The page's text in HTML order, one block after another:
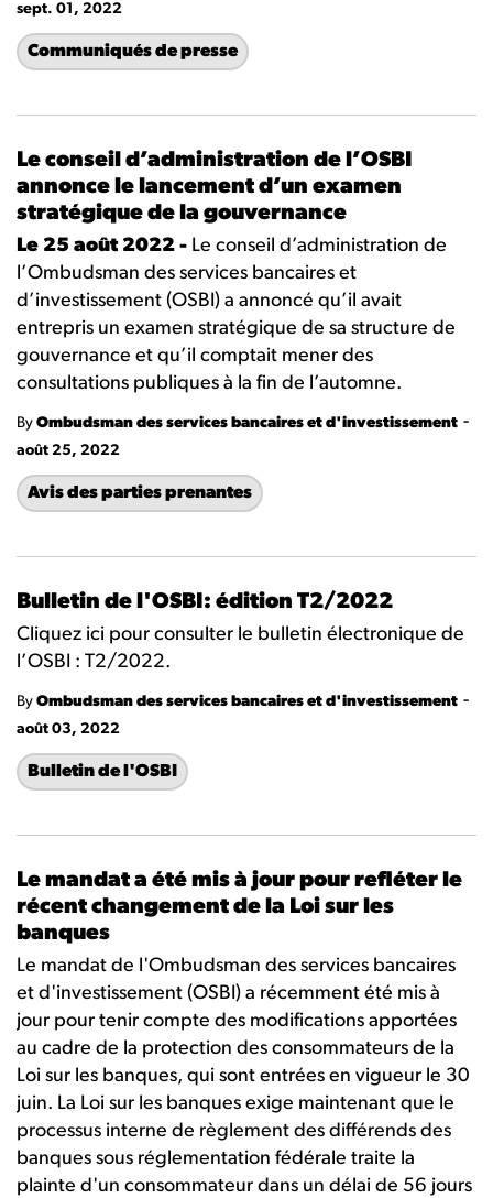
sept. 01, 2022
Communiqués de presse
Le conseil d’administration de l’OSBI
annonce le lancement d’un examen
stratégique de la gouvernance
Le 25 août 2022 - Le conseil d’administration de
l’Ombudsman des services bancaires et
d’investissement (OSBI) a annoncé qu’il avait
entrepris un examen stratégique de sa structure de
gouvernance et qu’il comptait mener des
consultations publiques à la fin de l’automne.
By Ombudsman des services bancaires et d'investissement -
août 25, 2022
Avis des parties prenantes
Bulletin de l'OSBI: édition T2/2022
Cliquez ici pour consulter le bulletin électronique de
l’OSBI : T2/2022.
By Ombudsman des services bancaires et d'investissement -
août 03, 2022
Bulletin de l'OSBI
Le mandat a été mis à jour pour refléter le
récent changement de la Loi sur les
banques
Le mandat de l'Ombudsman des services bancaires
et d'investissement (OSBI) a récemment été mis à
jour pour tenir compte des modifications apportées
au cadre de la protection des consommateurs de la
Loi sur les banques, qui sont entrées en vigueur le 30
juin. La Loi sur les banques exige maintenant que le
processus interne de règlement des différends des
banques sous réglementation fédérale traite la
plainte d'un consommateur dans un délai de 56 jours